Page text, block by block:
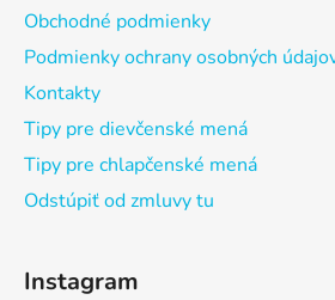
Obchodné podmienky
Podmienky ochrany osobných
Kontakty
Tipy pre dievčenské mená
Tipy pre chlapčenské mená
Odstúpiť od zmluvy tu
Instagram